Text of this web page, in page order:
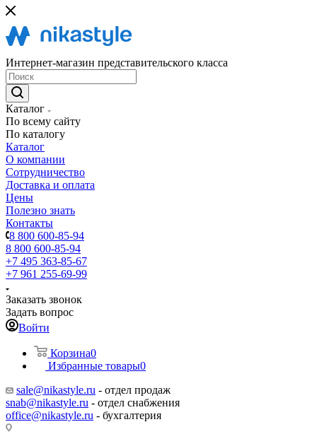
Интернет-магазин представительского класса
Каталог
По всему сайту
По каталогу
Каталог
О компании
Сотрудничество
Доставка и оплата
Цены
Полезно знать
Контакты
8 800 600-85-94
8 800 600-85-94
+7 495 363-85-67
+7 961 255-69-99
Заказать звонок
Задать вопрос
Войти
Корзина0
Избранные товары0
sale@nikastyle.ru - отдел продаж
snab@nikastyle.ru - отдел снабжения
office@nikastyle.ru - бухгалтерия